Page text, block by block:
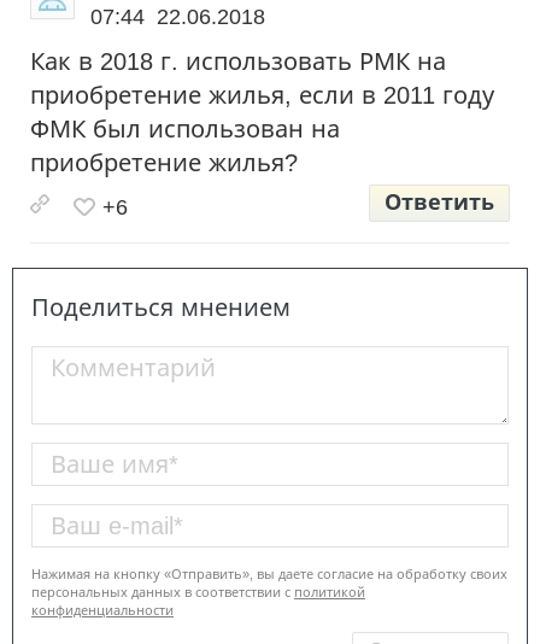
07:44 22.06.2018
Как в 2018 г. использовать РМК на
приобретение жилья, если в 2011 году
ФМК был использован на
приобретение жилья?
+6 Ответить
Поделиться мнением
Нажимая на кнопку «Отправить», вы даете согласие на обработку своих
персональных данных в соответствии с политикой
конфиденциальности